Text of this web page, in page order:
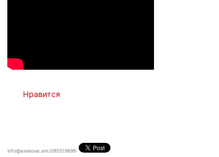
Нравится
info@asekose.am/095519696